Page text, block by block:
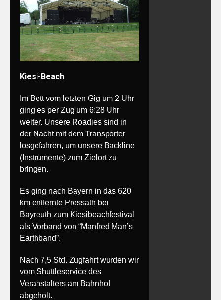
Kiesi-Beach
Im Bett vom letzten Gig um 2 Uhr
ging es per Zug um 6:28 Uhr
weiter. Unsere Roadies sind in
der Nacht mit dem Transporter
losgefahren, um unsere Backline
(Instrumente) zum Zielort zu
bringen.
Es ging nach Bayern in das 620
km entfernte Pressath bei
Bayreuth zum Kiesibeachfestival
als Vorband von “Manfred Man’s
Earthband”.
Nach 7,5 Std. Zugfahrt wurden wir
vom Shuttleservice des
Veranstalters am Bahnhof
abgeholt.